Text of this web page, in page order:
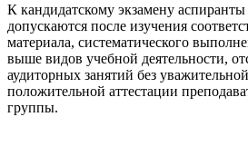
К кандидатскому экзамену аспиранты
допускаются после изучения
материала, систематического
выше видов учебной деятельности,
аудиторных занятий без
положительной аттестации
группы.